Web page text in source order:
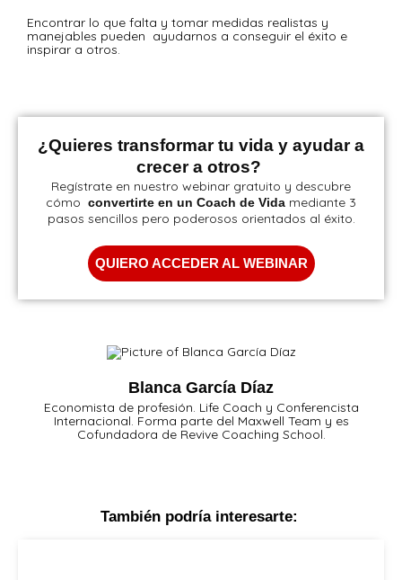
Encontrar lo que falta y tomar medidas realistas y
manejables pueden ayudarnos a conseguir el éxito e
inspirar a otros.
¿Quieres transformar tu vida y ayudar a
crecer a otros?
Regístrate en nuestro webinar gratuito y descubre
cómo convertirte en un Coach de Vida mediante 3
pasos sencillos pero poderosos orientados al éxito.
QUIERO ACCEDER AL WEBINAR
Blanca García Díaz
Economista de profesión. Life Coach y Conferencista
Internacional. Forma parte del Maxwell Team y es
Cofundadora de Revive Coaching School.
También podría interesarte: